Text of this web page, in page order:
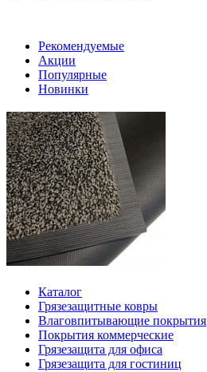
Рекомендуемые
Акции
Популярные
Новинки
Каталог
Грязезащитные ковры
Влаговпитывающие покрытия
Покрытия коммерческие
Грязезащита для офиса
Грязезащита для гостиниц